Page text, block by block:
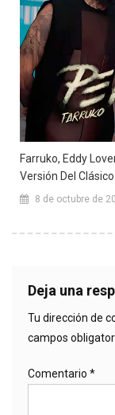
Farruko, Eddy
Versión Del
8 de octubre de
Deja una
Tu dirección de
campos
Comentario *